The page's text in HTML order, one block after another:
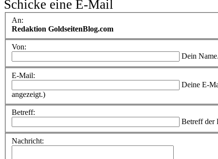
Schicke eine E-Mail
An:
Redaktion GoldseitenBlog.com
Von:
Dein
E-Mail:
Deine E-
angezeigt.)
Betreff:
Betreff der
Nachricht: